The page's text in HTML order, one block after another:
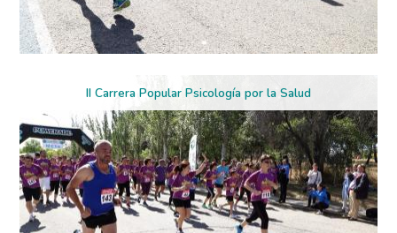
II Carrera Popular Psicología por la Salud